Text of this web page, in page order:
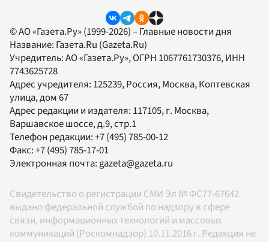
© АО «Газета.Ру» (1999-2026) – Главные новости дня
Название: Газета.Ru (Gazeta.Ru)
Учредитель:АО «Газета.Ру», ОГРН 1067761730376, ИНН
7743625728
Адрес учредителя: 125239, Россия, Москва, Коптевская
улица, дом 67
Адрес редакции и издателя: 117105, г. Москва,
Варшавское шоссе, д.9, стр.1
Телефон редакции:+7 (495) 785-00-12
Факс:+7 (495) 785-17-01
Электронная почта:gazeta@gazeta.ru
Свидетельство о регистрации СМИ Эл № ФС77-67642
выдано федеральной службой по надзору в сфере
связи, информационных технологий и массовых
коммуникаций (Роскомнадзор) 10.11.2016 г. Редакция не